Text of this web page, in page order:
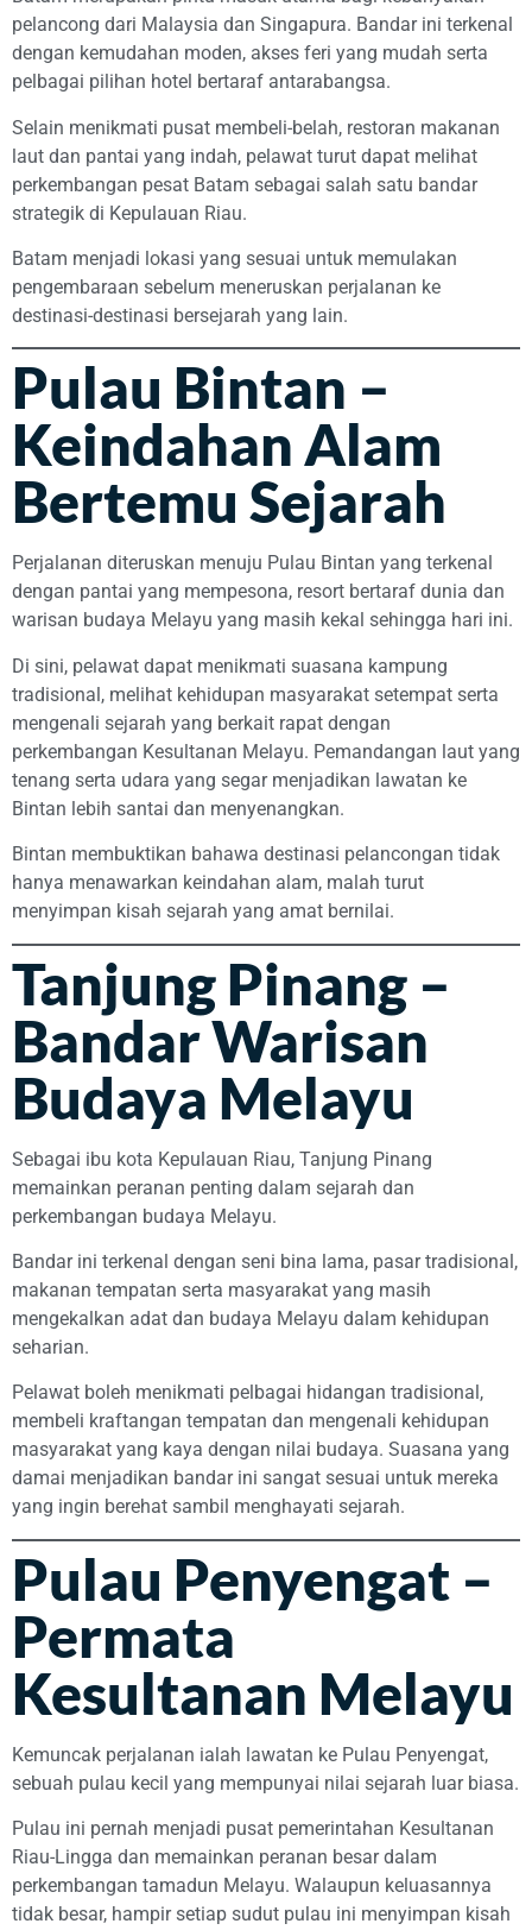
pelancong dari Malaysia dan Singapura. Bandar ini terkenal
dengan kemudahan moden, akses feri yang mudah serta
pelbagai pilihan hotel bertaraf antarabangsa.
Selain menikmati pusat membeli-belah, restoran makanan
laut dan pantai yang indah, pelawat turut dapat melihat
perkembangan pesat Batam sebagai salah satu bandar
strategik di Kepulauan Riau.
Batam menjadi lokasi yang sesuai untuk memulakan
pengembaraan sebelum meneruskan perjalanan ke
destinasi-destinasi bersejarah yang lain.
Pulau Bintan –
Keindahan Alam
Bertemu Sejarah
Perjalanan diteruskan menuju Pulau Bintan yang terkenal
dengan pantai yang mempesona, resort bertaraf dunia dan
warisan budaya Melayu yang masih kekal sehingga hari ini.
Di sini, pelawat dapat menikmati suasana kampung
tradisional, melihat kehidupan masyarakat setempat serta
mengenali sejarah yang berkait rapat dengan
perkembangan Kesultanan Melayu. Pemandangan laut yang
tenang serta udara yang segar menjadikan lawatan ke
Bintan lebih santai dan menyenangkan.
Bintan membuktikan bahawa destinasi pelancongan tidak
hanya menawarkan keindahan alam, malah turut
menyimpan kisah sejarah yang amat bernilai.
Tanjung Pinang –
Bandar Warisan
Budaya Melayu
Sebagai ibu kota Kepulauan Riau, Tanjung Pinang
memainkan peranan penting dalam sejarah dan
perkembangan budaya Melayu.
Bandar ini terkenal dengan seni bina lama, pasar tradisional,
makanan tempatan serta masyarakat yang masih
mengekalkan adat dan budaya Melayu dalam kehidupan
seharian.
Pelawat boleh menikmati pelbagai hidangan tradisional,
membeli kraftangan tempatan dan mengenali kehidupan
masyarakat yang kaya dengan nilai budaya. Suasana yang
damai menjadikan bandar ini sangat sesuai untuk mereka
yang ingin berehat sambil menghayati sejarah.
Pulau Penyengat –
Permata
Kesultanan Melayu
Kemuncak perjalanan ialah lawatan ke Pulau Penyengat,
sebuah pulau kecil yang mempunyai nilai sejarah luar biasa.
Pulau ini pernah menjadi pusat pemerintahan Kesultanan
Riau-Lingga dan memainkan peranan besar dalam
perkembangan tamadun Melayu. Walaupun keluasannya
tidak besar, hampir setiap sudut pulau ini menyimpan kisah